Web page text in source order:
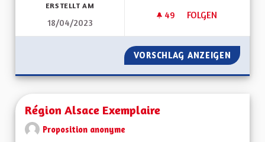
ERSTELLT AM
18/04/2023
49 49 FOLLOWER
FOLGEN
TRANSPORTS EN
VORSCHLAG ANZEIGEN
Région Alsace Exemplaire
Proposition anonyme